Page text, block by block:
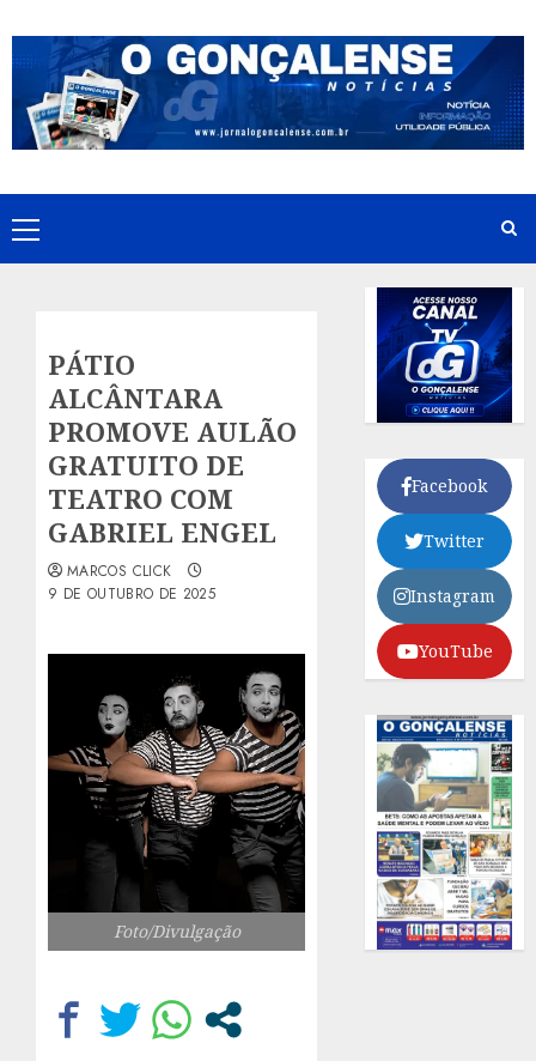
to
content
Primary
Menu
PÁTIO
ALCÂNTARA
PROMOVE AULÃO
GRATUITO DE
TEATRO COM
GABRIEL ENGEL
MARCOS CLICK
9 DE OUTUBRO DE 2025
Foto/Divulgação
Facebook
Twitter
Instagram
YouTube